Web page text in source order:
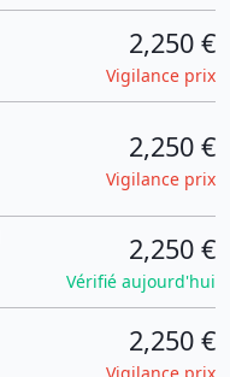
2,250 €
Vigilance prix
2,250 €
Vigilance prix
2,250 €
Vérifié aujourd'hui
2,250 €